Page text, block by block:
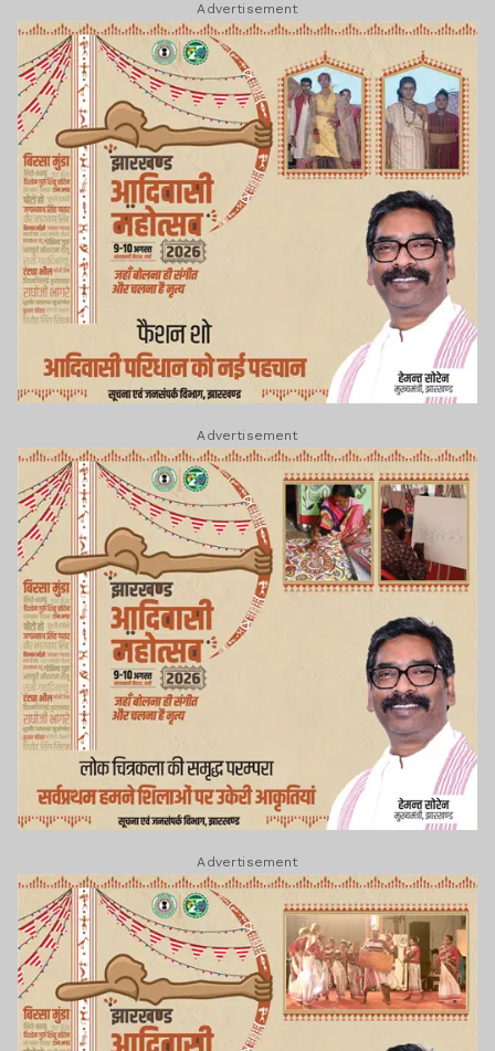
Advertisement
Advertisement
Advertisement